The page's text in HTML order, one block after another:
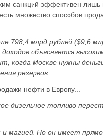
санкций эффективен лишь
множество способов
798,4 млрд рублей ($9,6
объясняется
когда Москве нужны
резервов.
нефти в Европу...
дизельное топливо
магией. Но он имеет